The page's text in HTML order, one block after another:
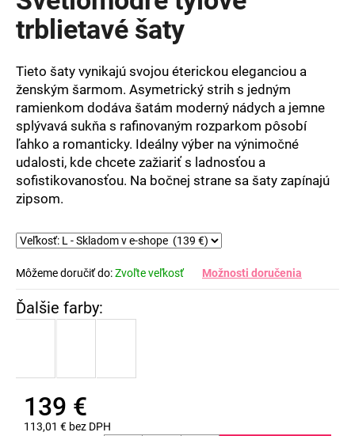
je
0,0
z
hviezdičiek.
trblietavé šaty
Tieto šaty vynikajú svojou éterickou eleganciou a
ženským šarmom. Asymetrický strih s jedným
ramienkom dodáva šatám moderný nádych a jemne
splývavá sukňa s rafinovaným rozparkom pôsobí
ľahko a romanticky. Ideálny výber na výnimočné
udalosti, kde chcete zažiariť s ladnosťou a
sofistikovanosťou. Na bočnej strane sa šaty zapínajú
zipsom.
Môžeme doručiť do:Zvoľte veľkosť Možnosti doručenia
139 €
113,01 € bez DPH